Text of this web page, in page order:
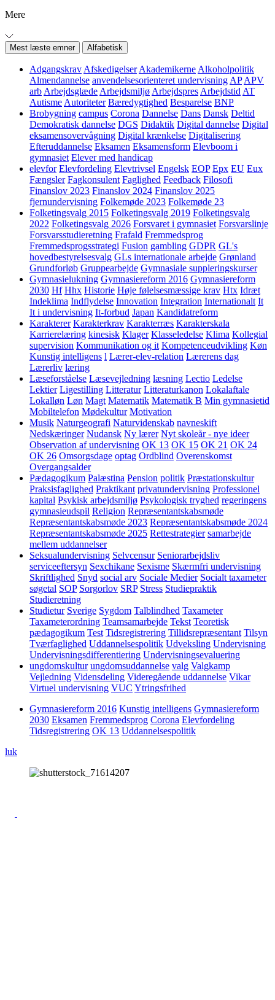
Mere
Mest læste emner Alfabetisk
Adgangskrav Afskedigelser Akademikerne Alkoholpolitik
Almendannelse anvendelsesorienteret undervisning AP APV
arb Arbejdsglæde Arbejdsmiljø Arbejdspres Arbejdstid AT
Autisme Autoriteter Bæredygtighed Besparelse BNP
Brobygning campus Corona Dannelse Dans Dansk Deltid
Demokratisk dannelse DGS Didaktik Digital dannelse Digital
eksamensovervågning Digital krænkelse Digitalisering
Efteruddannelse Eksamen Eksamensform Elevboom i
gymnasiet Elever med handicap
elevfor Elevfordeling Elevtrivsel Engelsk EOP Epx EU Eux
Fængsler Fagkonsulent Faglighed Feedback Filosofi
Finanslov 2023 Finanslov 2024 Finanslov 2025
fjernundervisning Folkemøde 2023 Folkemøde 23
Folketingsvalg 2015 Folketingsvalg 2019 Folketingsvalg
2022 Folketingsvalg 2026 Forsvaret i gymnasiet Forsvarslinje
Forsvarsstudieretning Frafald Fremmedsprog
Fremmedsprogsstrategi Fusion gambling GDPR GL's
hovedbestyrelsesvalg GLs internationale arbejde Grønland
Grundforløb Gruppearbejde Gymnasiale suppleringskurser
Gymnasielukning Gymnasiereform 2016 Gymnasiereform
2030 Hf Hhx Historie Høje følelsesmæssige krav Htx Idræt
Indeklima Indflydelse Innovation Integration Internationalt It
It i undervisning It-forbud Japan Kandidatreform
Karakterer Karakterkrav Karakterræs Karakterskala
Karrierelæring kinesisk Klager Klasseledelse Klima Kollegial
supervision Kommunikation og it Kompetenceudvikling Køn
Kunstig intelligens l Lærer-elev-relation Lærerens dag
Lærerliv læring
Læseforståelse Læsevejledning læsning Lectio Ledelse
Lektier Ligestilling Litteratur Litteraturkanon Lokalaftale
Lokalløn Løn Magt Matematik Matematik B Min gymnasietid
Mobiltelefon Mødekultur Motivation
Musik Naturgeografi Naturvidenskab navneskift
Nedskæringer Nudansk Ny lærer Nyt skoleår - nye ideer
Observation af undervisning OK 13 OK 15 OK 21 OK 24
OK 26 Omsorgsdage optag Ordblind Overenskomst
Overgangsalder
Pædagogikum Palæstina Pension politik Præstationskultur
Praksisfaglighed Praktikant privatundervisning Professionel
kapital Psykisk arbejdsmiljø Psykologisk tryghed regeringens
gymnasieudspil Religion Repræsentantskabsmøde
Repræsentantskabsmøde 2023 Repræsentantskabsmøde 2024
Repræsentantskabsmøde 2025 Rettestrategier samarbejde
mellem uddannelser
Seksualundervisning Selvcensur Seniorarbejdsliv
serviceeftersyn Sexchikane Sexisme Skærmfri undervisning
Skriftlighed Snyd social arv Sociale Medier Socialt taxameter
søgetal SOP Sorgorlov SRP Stress Studiepraktik
Studieretning
Studietur Sverige Sygdom Talblindhed Taxameter
Taxameterordning Teamsamarbejde Tekst Teoretisk
pædagogikum Test Tidsregistrering Tillidsrepræsentant Tilsyn
Tværfaglighed Uddannelsespolitik Udveksling Undervisning
Undervisningsdifferentiering Undervisningsevaluering
ungdomskultur ungdomsuddannelse valg Valgkamp
Vejledning Vidensdeling Videregående uddannelse Vikar
Virtuel undervisning VUC Ytringsfrihed
Gymnasiereform 2016 Kunstig intelligens Gymnasiereform
2030 Eksamen Fremmedsprog Corona Elevfordeling
Tidsregistrering OK 13 Uddannelsespolitik
luk